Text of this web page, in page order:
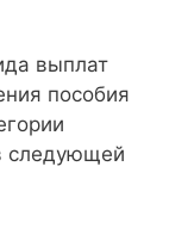
выплат
пособия
следующей